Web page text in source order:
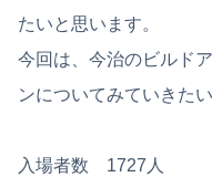
たいと思います。
今回は、今治のビルド
ンについてみていきた
入場者数 1727人